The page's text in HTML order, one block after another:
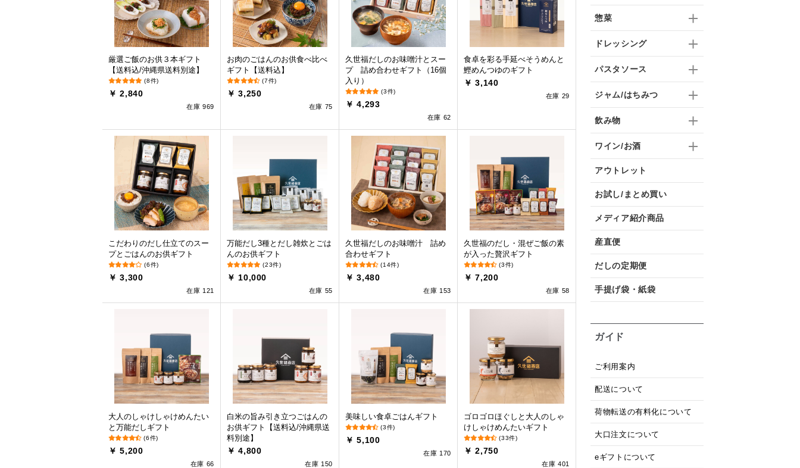
厳選ご飯のお供３本ギフト
【送料込/沖縄県送料別途】
(8件)
￥ 2,840
在庫 969
お肉のごはんのお供食べ比べ
ギフト【送料込】
(7件)
￥ 3,250
在庫 75
久世福だしのお味噌汁とスー
プ 詰め合わせギフト（16個
入り）
(3件)
￥ 4,293
在庫 62
食卓を彩る手延べそうめんと
鰹めんつゆのギフト
￥ 3,140
在庫 29
こだわりのだし仕立てのスー
プとごはんのお供ギフト
(6件)
￥ 3,300
在庫 121
万能だし3種とだし雑炊とごは
んのお供ギフト
(23件)
￥ 10,000
在庫 55
久世福だしのお味噌汁 詰め
合わせギフト
(14件)
￥ 3,480
在庫 153
久世福のだし・混ぜご飯の素
が入った贅沢ギフト
(3件)
￥ 7,200
在庫 58
大人のしゃけしゃけめんたい
と万能だしギフト
(6件)
￥ 5,200
在庫 66
白米の旨み引き立つごはんの
お供ギフト【送料込/沖縄県送
料別途】
￥ 4,800
在庫 150
美味しい食卓ごはんギフト
(3件)
￥ 5,100
在庫 170
ゴロゴロほぐしと大人のしゃ
けしゃけめんたいギフト
(33件)
￥ 2,750
在庫 401
惣菜
ドレッシング
パスタソース
ジャム/はちみつ
飲み物
ワイン/お酒
アウトレット
お試し/まとめ買い
メディア紹介商品
産直便
だしの定期便
手提げ袋・紙袋
ガイド
ご利用案内
配送について
荷物転送の有料化について
大口注文について
eギフトについて